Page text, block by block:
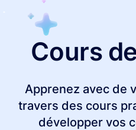
Cours
Apprenez avec de
travers des cours
développer vos